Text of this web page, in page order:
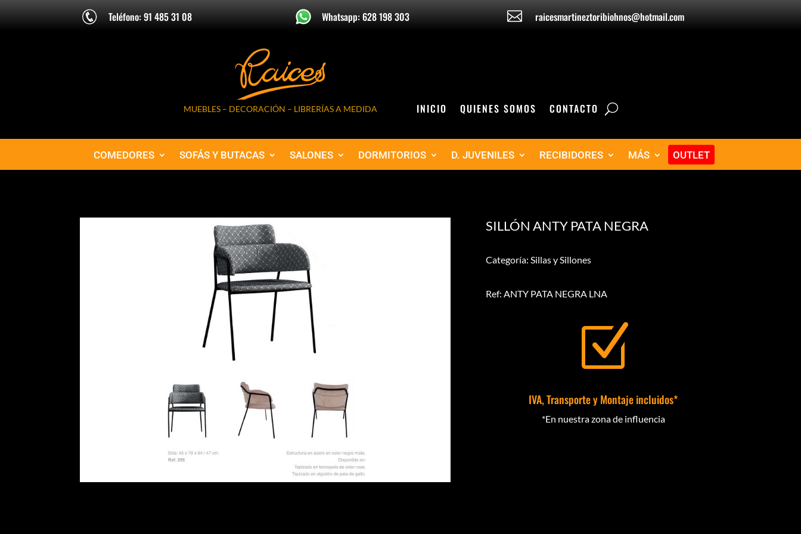
Teléfono: 91 485 31 08 Whatsapp: 628 198 303  raicesmartineztoribiohnos@hotmail.com
MUEBLES – DECORACIÓN – LIBRERÍAS A MEDIDA INICIO QUIENES SOMOS CONTACTO
COMEDORES SOFÁS Y BUTACAS SALONES DORMITORIOS D. JUVENILES RECIBIDORES MÁS OUTLET
SILLÓN ANTY PATA NEGRA
Categoría: Sillas y Sillones
Ref: ANTY PATA NEGRA LNA
Z
IVA, Transporte y Montaje incluidos*
*En nuestra zona de influencia